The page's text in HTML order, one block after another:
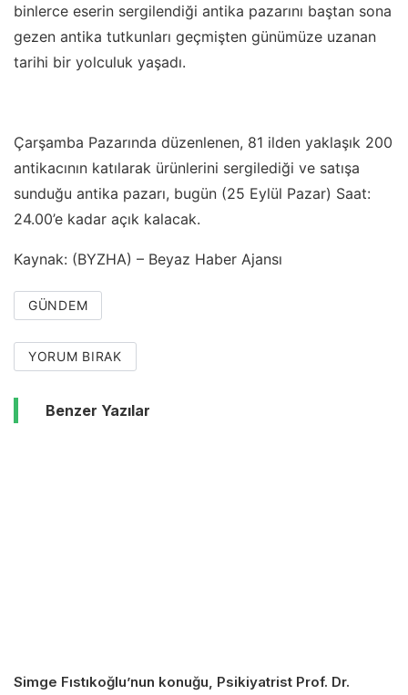
binlerce eserin sergilendiği antika pazarını baştan sona
gezen antika tutkunları geçmişten günümüze uzanan
tarihi bir yolculuk yaşadı.
Çarşamba Pazarında düzenlenen, 81 ilden yaklaşık 200
antikacının katılarak ürünlerini sergilediği ve satışa
sunduğu antika pazarı, bugün (25 Eylül Pazar) Saat:
24.00’e kadar açık kalacak.
Kaynak: (BYZHA) – Beyaz Haber Ajansı
GÜNDEM
YORUM BIRAK
Benzer Yazılar
Simge Fıstıkoğlu’nun konuğu, Psikiyatrist Prof. Dr.